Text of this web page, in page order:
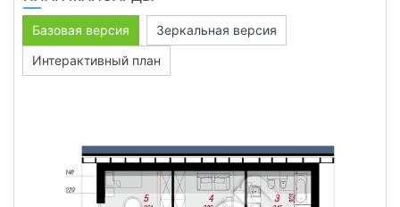
Базовая версия
Зеркальная версия
Интерактивный план